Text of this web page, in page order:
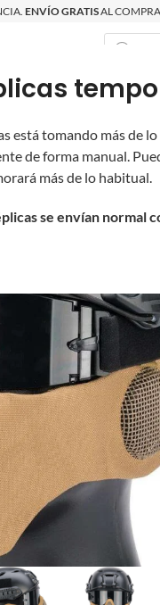
está tomando más de
de forma manual.
más de lo habitual.
se envían normal
ENVÍO GRATISAL
EQUIPO